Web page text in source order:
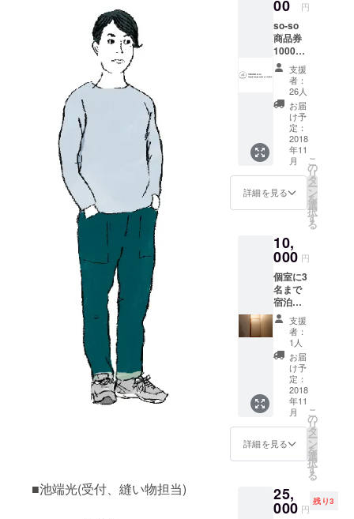
■池端光(受付、縫い物担当)
ます。
・朝食
は、事
前に用
意する
ので、
各自で
自由に
食べて
もらい
ます。
・αは、
宿泊日
によっ
て異な
00 円
so-so
商品券
1000円
x ５枚
筥崎
荘々
で、飲
食/ 物販
に使え
ます。
支援
者：
26人
お届
け予
定：
2018
年11
月
詳細を見る
こ
の
リ
タ
ー
ン
を
選
択
す
る
10,
000 円
個室に3
名まで
宿泊で
きま
す。/１
支援
者：
1人
お届
け予
定：
2018
年11
月
詳細を見る
こ
の
リ
タ
ー
ン
を
選
択
す
る
25,
000 円
残り3